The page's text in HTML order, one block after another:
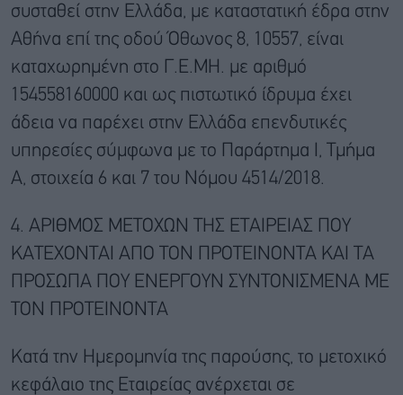
συσταθεί στην Ελλάδα, με καταστατική έδρα στην
Αθήνα επί της οδού Όθωνος 8, 10557, είναι
καταχωρημένη στο Γ.Ε.ΜΗ. με αριθμό
154558160000 και ως πιστωτικό ίδρυμα έχει
άδεια να παρέχει στην Ελλάδα επενδυτικές
υπηρεσίες σύμφωνα με το Παράρτημα Ι, Τμήμα
Α, στοιχεία 6 και 7 του Νόμου 4514/2018.
4. ΑΡΙΘΜΟΣ ΜΕΤΟΧΩΝ ΤΗΣ ΕΤΑΙΡΕΙΑΣ ΠΟΥ
ΚΑΤΕΧΟΝΤΑΙ ΑΠΟ ΤΟΝ ΠΡΟΤΕΙΝΟΝΤΑ ΚΑΙ ΤΑ
ΠΡΟΣΩΠΑ ΠΟΥ ΕΝΕΡΓΟΥΝ ΣΥΝΤΟΝΙΣΜΕΝΑ ΜΕ
ΤΟΝ ΠΡΟΤΕΙΝΟΝΤΑ
Κατά την Ημερομηνία της παρούσης, το μετοχικό
κεφάλαιο της Εταιρείας ανέρχεται σε